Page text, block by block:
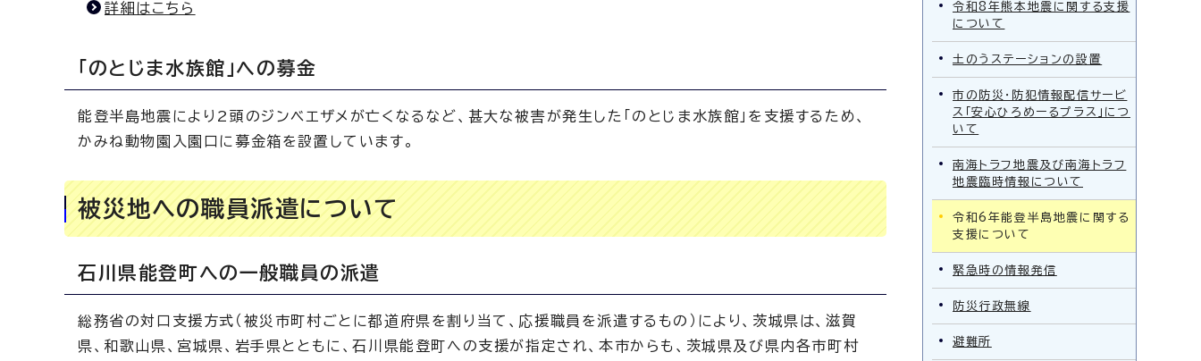
詳細はこちら
「のとじま水族館」への募金
能登半島地震により2頭のジンベエザメが亡くなるなど、甚大な被害が発生した「のとじま水族館」を支援するため、
かみね動物園入園口に募金箱を設置しています。
被災地への職員派遣について
石川県能登町への一般職員の派遣
総務省の対口支援方式（被災市町村ごとに都道府県を割り当て、応援職員を派遣するもの）により、茨城県は、滋賀
県、和歌山県、宮城県、岩手県とともに、石川県能登町への支援が指定され、本市からも、茨城県及び県内各市町村
令和8年熊本地震に関する支援
について
土のうステーションの設置
市の防災・防犯情報配信サービ
ス「安心ひろめーるプラス」につ
いて
南海トラフ地震及び南海トラフ
地震臨時情報について
令和6年能登半島地震に関する
支援について
緊急時の情報発信
防災行政無線
避難所